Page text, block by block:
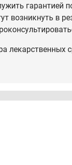
гарантией
возникнуть в
лекарственных